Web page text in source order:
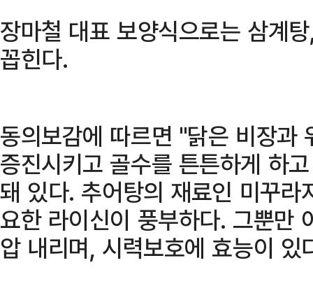
장마철 대표 보양식으로는 삼계
꼽힌다.
동의보감에 따르면 "닭은 비장과
증진시키고 골수를 튼튼하게 하
돼 있다. 추어탕의 재료인 미꾸
요한 라이신이 풍부하다. 그뿐만
압 내리며, 시력보호에 효능이 있